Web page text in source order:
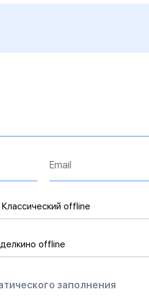
Классический offline
offline
заполнения